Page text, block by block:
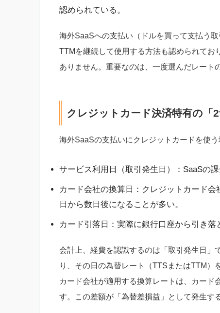
認められている。
海外SaaSへの支払い（ドルを買って支払う
TTMを継続して使用する方法も認められてお
ありません。重要なのは、一度選んだレート
クレジットカード決済特有の「
海外SaaSの支払いにクレジットカードを使
サービス利用日（取引発生日）：SaaSの
カード会社の換算日：クレジットカード
日から数日後になることが多い。
カード引落日：実際に銀行口座から引き落
会計上、経費を認識するのは「取引発生日」
り、その日の為替レート（TTSまたはTTM）
カード会社が適用する換算レートは、カード
す。この差額が「為替差損益」として発生す